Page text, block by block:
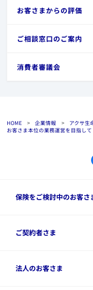
​お客さまからの評価
​ご相談窓口のご案内
​消費者審議会
HOME > 企業情報 > アクサ生
お客さま本位の業務運営を目指して
保険をご検討中のお客さ
保険をご検討中のお客さ
資料請求
ご契約者さま
ご契約者さまトップ
法人のお客さま